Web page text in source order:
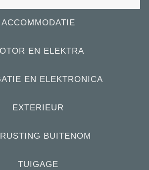
ACCOMMODATIE
EN ELEKTRA
EN ELEKTRONICA
EXTERIEUR
BUITENOM
TUIGAGE